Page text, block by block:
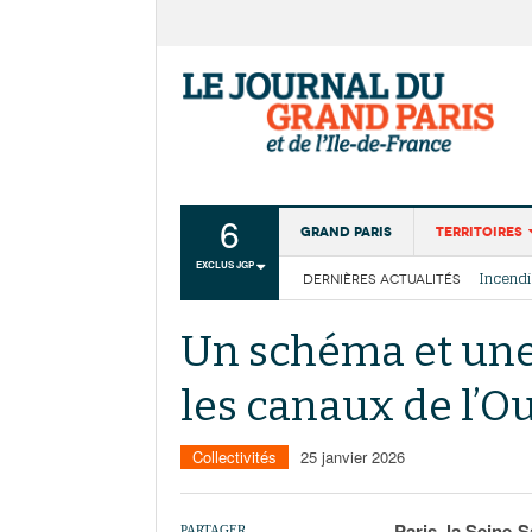
6
EXCLUS JGP
Grand Paris Territoires
Institutions
Services
DERNIÈRES ACTUALITÉS
La
Un schéma et
les canaux de
Collectivités 25 janvier 2026